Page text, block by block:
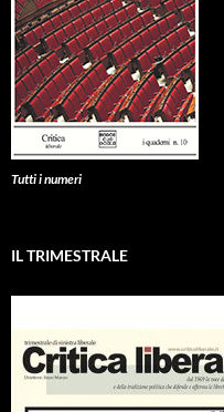
Tutti i numeri
IL TRIMESTRALE